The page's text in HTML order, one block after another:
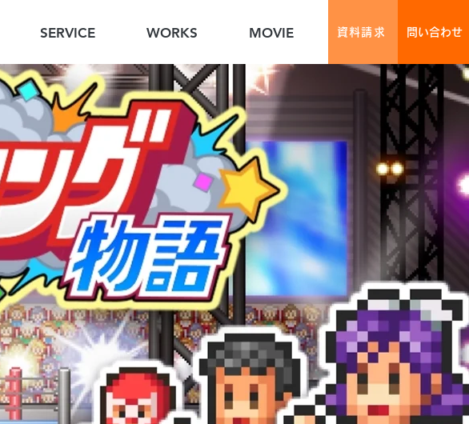
SERVICE WORKS MOVIE 資料請求 問い合わせ